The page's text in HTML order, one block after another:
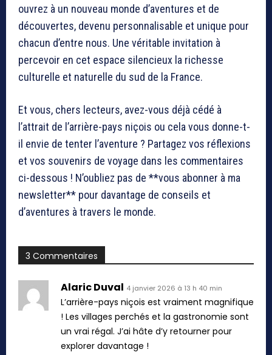
ouvrez à un nouveau monde d’aventures et de
découvertes, devenu personnalisable et unique pour
chacun d’entre nous. Une véritable invitation à
percevoir en cet espace silencieux la richesse
culturelle et naturelle du sud de la France.
Et vous, chers lecteurs, avez-vous déjà cédé à
l’attrait de l’arrière-pays niçois ou cela vous donne-t-
il envie de tenter l’aventure ? Partagez vos réflexions
et vos souvenirs de voyage dans les commentaires
ci-dessous ! N’oubliez pas de **vous abonner à ma
newsletter** pour davantage de conseils et
d’aventures à travers le monde.
3 Commentaires
Alaric Duval 4 janvier 2026 à 13 h 40 min
L’arrière-pays niçois est vraiment magnifique
! Les villages perchés et la gastronomie sont
un vrai régal. J’ai hâte d’y retourner pour
explorer davantage !